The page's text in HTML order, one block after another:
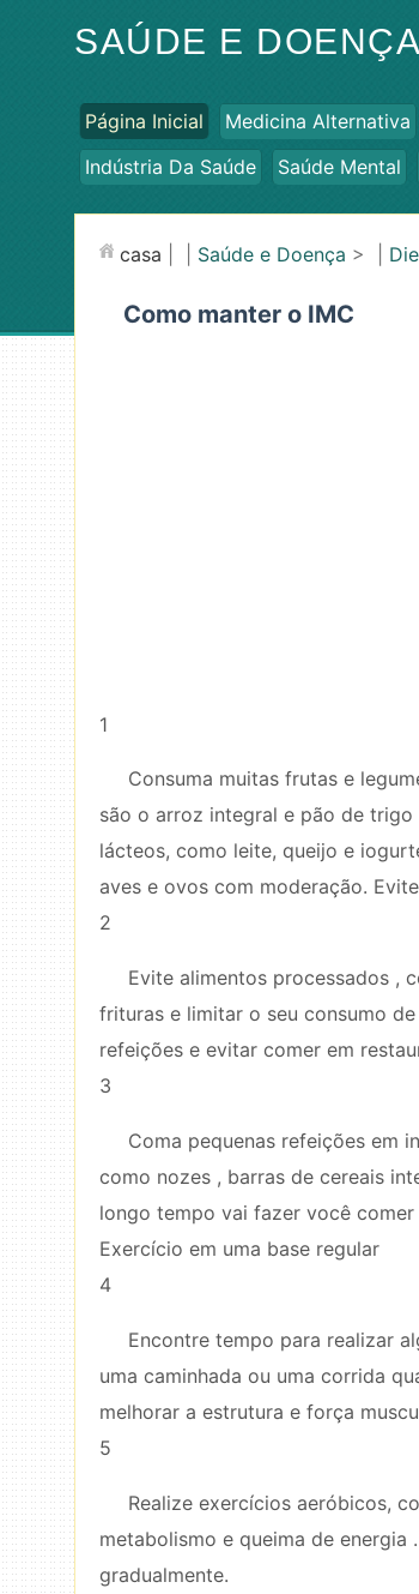
SAÚDE E DOENÇA
Página Inicial Medicina Alternativa
Indústria Da Saúde
Saúde Mental
casa Saúde e Doença > |
Como manter o IMC
1
Consuma muitas frutas e
são o arroz integral e pão de
lácteos, como leite, queijo e
aves e ovos com moderação.
2
Evite alimentos processados ​​,
frituras e limitar o seu consumo
refeições e evitar comer em
3
Coma pequenas refeições em
como nozes , barras de cereais
longo tempo vai fazer você
Exercício em uma base regular
4
Encontre tempo para realizar
uma caminhada ou uma corrida
melhorar a estrutura e força
5
Realize exercícios aeróbicos,
metabolismo e queima de
gradualmente.